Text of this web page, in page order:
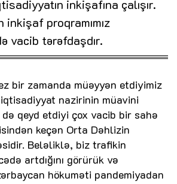
inkişafına çalışır.
inkişaf proqramımız
vacib tərəfdaşdır.
bir zamanda müəyyən etdiyimiz
nazirinin müavini
qeyd etdiyi çox vacib bir sahə
keçən Orta Dəhlizin
Beləliklə, biz trafikin
artdığını görürük və
hökuməti pandemiyadan